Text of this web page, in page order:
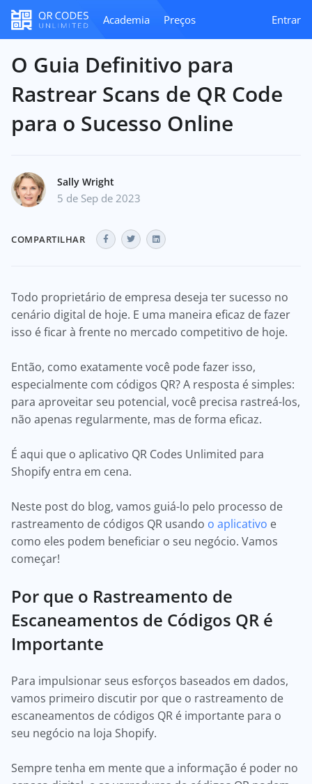
Academia Preços Entrar
O Guia Definitivo para
Rastrear Scans de QR Code
para o Sucesso Online
Sally Wright
5 de Sep de 2023
COMPARTILHAR
Todo proprietário de empresa deseja ter sucesso no
cenário digital de hoje. E uma maneira eficaz de fazer
isso é ficar à frente no mercado competitivo de hoje.
Então, como exatamente você pode fazer isso,
especialmente com códigos QR? A resposta é simples:
para aproveitar seu potencial, você precisa rastreá-los,
não apenas regularmente, mas de forma eficaz.
É aqui que o aplicativo QR Codes Unlimited para
Shopify entra em cena.
Neste post do blog, vamos guiá-lo pelo processo de
rastreamento de códigos QR usando o aplicativo e
como eles podem beneficiar o seu negócio. Vamos
começar!
Por que o Rastreamento de
Escaneamentos de Códigos QR é
Importante
Para impulsionar seus esforços baseados em dados,
vamos primeiro discutir por que o rastreamento de
escaneamentos de códigos QR é importante para o
seu negócio na loja Shopify.
Sempre tenha em mente que a informação é poder no